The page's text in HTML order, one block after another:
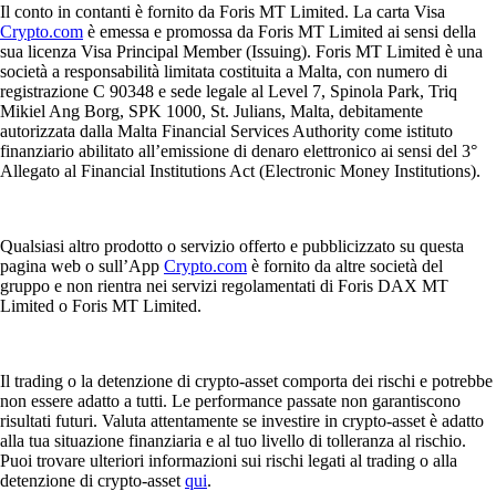
Il conto in contanti è fornito da Foris MT Limited. La carta Visa
Crypto.com è emessa e promossa da Foris MT Limited ai sensi della
sua licenza Visa Principal Member (Issuing). Foris MT Limited è una
società a responsabilità limitata costituita a Malta, con numero di
registrazione C 90348 e sede legale al Level 7, Spinola Park, Triq
Mikiel Ang Borg, SPK 1000, St. Julians, Malta, debitamente
autorizzata dalla Malta Financial Services Authority come istituto
finanziario abilitato all’emissione di denaro elettronico ai sensi del 3°
Allegato al Financial Institutions Act (Electronic Money Institutions).
Qualsiasi altro prodotto o servizio offerto e pubblicizzato su questa
pagina web o sull’App Crypto.com è fornito da altre società del
gruppo e non rientra nei servizi regolamentati di Foris DAX MT
Limited o Foris MT Limited.
Il trading o la detenzione di crypto-asset comporta dei rischi e potrebbe
non essere adatto a tutti. Le performance passate non garantiscono
risultati futuri. Valuta attentamente se investire in crypto-asset è adatto
alla tua situazione finanziaria e al tuo livello di tolleranza al rischio.
Puoi trovare ulteriori informazioni sui rischi legati al trading o alla
detenzione di crypto-asset qui.